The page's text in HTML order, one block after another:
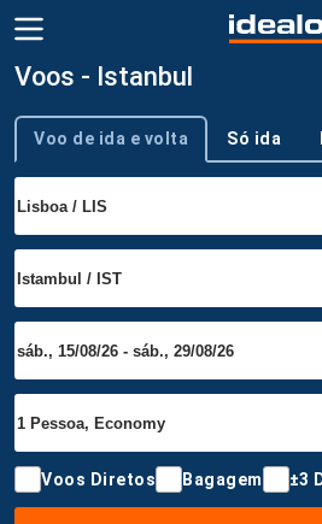
Voos - Istanbul
Tipo de viagem
Voo de ida e volta Só ida
Voos Diretos Bagagem ±3